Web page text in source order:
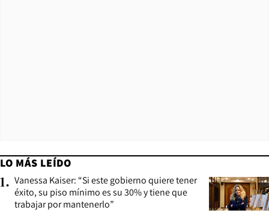
LO MÁS LEÍDO
1. Vanessa Kaiser: “Si este gobierno quiere tener
éxito, su piso mínimo es su 30% y tiene que
trabajar por mantenerlo”